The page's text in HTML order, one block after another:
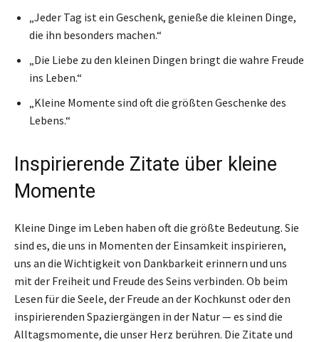
„Jeder Tag ist ein Geschenk, genieße die kleinen Dinge,
die ihn besonders machen.“
„Die Liebe zu den kleinen Dingen bringt die wahre Freude
ins Leben.“
„Kleine Momente sind oft die größten Geschenke des
Lebens.“
Inspirierende Zitate über kleine
Momente
Kleine Dinge im Leben haben oft die größte Bedeutung. Sie
sind es, die uns in Momenten der Einsamkeit inspirieren,
uns an die Wichtigkeit von Dankbarkeit erinnern und uns
mit der Freiheit und Freude des Seins verbinden. Ob beim
Lesen für die Seele, der Freude an der Kochkunst oder den
inspirierenden Spaziergängen in der Natur — es sind die
Alltagsmomente, die unser Herz berühren. Die Zitate und